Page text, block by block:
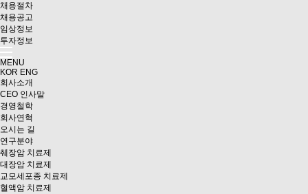
채용절차
채용공고
임상정보
투자정보
MENU
KOR ENG
회사소개
CEO 인사말
경영철학
회사연혁
오시는 길
연구분야
췌장암 치료제
대장암 치료제
교모세포종 치료제
혈액암 치료제